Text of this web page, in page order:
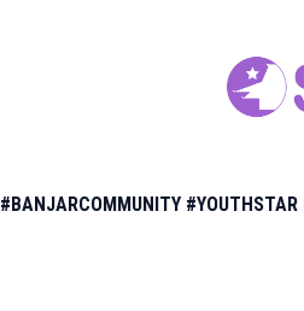
#BANJARCOMMUNITY #YOUTHSTAR